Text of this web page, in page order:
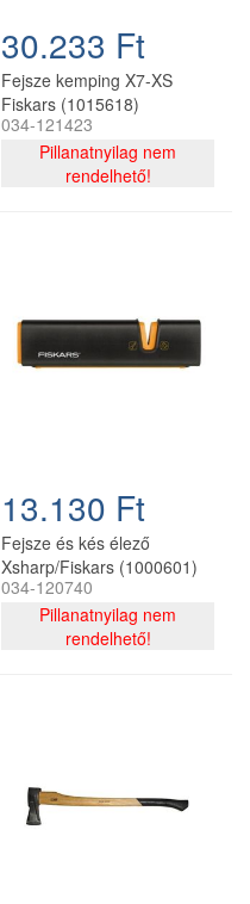
30.233 Ft
Fejsze kemping X7-XS
Fiskars (1015618)
034-121423
Pillanatnyilag nem
rendelhető!
13.130 Ft
Fejsze és kés élező
Xsharp/Fiskars (1000601)
034-120740
Pillanatnyilag nem
rendelhető!